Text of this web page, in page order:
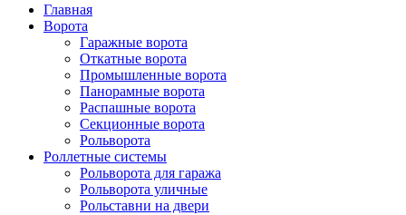
Главная
Ворота
Гаражные ворота
Откатные ворота
Промышленные ворота
Панорамные ворота
Распашные ворота
Секционные ворота
Рольворота
Роллетные системы
Рольворота для гаража
Рольворота уличные
Рольставни на двери